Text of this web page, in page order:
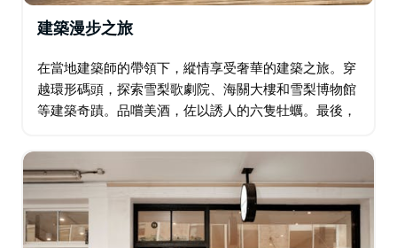
建築漫步之旅
在當地建築師的帶領下，縱情享受奢華的建築之旅。穿
越環形碼頭，探索雪梨歌劇院、海關大樓和雪梨博物館
等建築奇蹟。品嚐美酒，佐以誘人的六隻牡蠣。最後，
句號。此行程完全可定制，確保滿足您的所有觀光願
望…